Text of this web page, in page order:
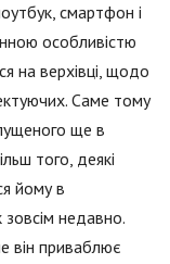
смартфон і
особливістю
на верхівці, щодо
Саме тому
ще в
того, деякі
йому в
недавно.
він приваблює